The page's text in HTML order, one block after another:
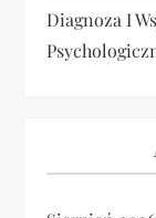
Diagnoza I